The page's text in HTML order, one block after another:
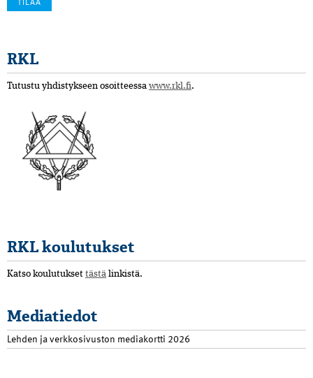
RKL
Tutustu yhdistykseen osoitteessa www.rkl.fi.
RKL koulutukset
Katso koulutukset tästä linkistä.
Mediatiedot
Lehden ja verkkosivuston mediakortti 2026